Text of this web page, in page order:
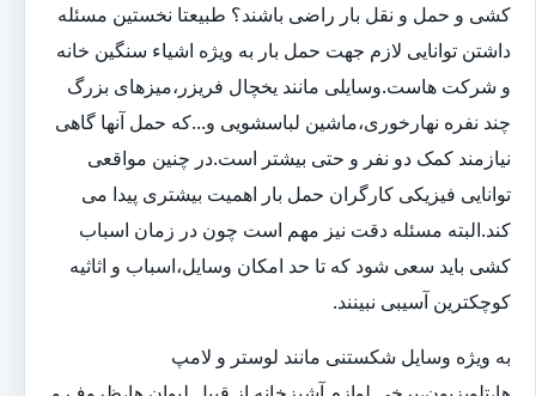
کشی و حمل و نقل بار راضی باشند؟ طبیعتا نخستین مسئله
داشتن توانایی لازم جهت حمل بار به ویژه اشیاء سنگین خانه
و شرکت هاست.وسایلی مانند یخچال فریزر،میزهای بزرگ
چند نفره نهارخوری،ماشین لباسشویی و...که حمل آنها گاهی
نیازمند کمک دو نفر و حتی بیشتر است.در چنین مواقعی
توانایی فیزیکی کارگران حمل بار اهمیت بیشتری پیدا می
کند.البته مسئله دقت نیز مهم است چون در زمان اسباب
کشی باید سعی شود که تا حد امکان وسایل،اسباب و اثاثیه
کوچکترین آسیبی نبینند.
به ویژه وسایل شکستنی مانند لوستر و لامپ